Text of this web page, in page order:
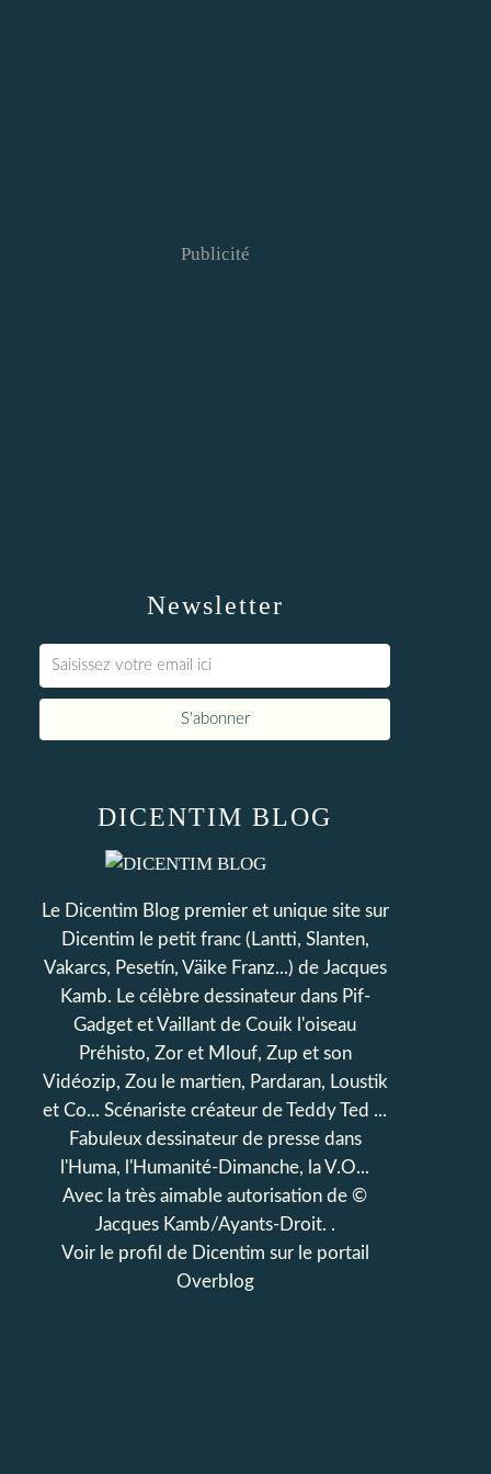
Newsletter
Publicité
DICENTIM BLOG
Le Dicentim Blog premier et unique site sur
Dicentim le petit franc (Lantti, Slanten,
Vakarcs, Pesetín, Väike Franz...) de Jacques
Kamb. Le célèbre dessinateur dans Pif-
Gadget et Vaillant de Couik l'oiseau
Préhisto, Zor et Mlouf, Zup et son
Vidéozip, Zou le martien, Pardaran, Loustik
et Co... Scénariste créateur de Teddy Ted ...
Fabuleux dessinateur de presse dans
l'Huma, l'Humanité-Dimanche, la V.O...
Avec la très aimable autorisation de ©
Jacques Kamb/Ayants-Droit. .
Voir le profil de Dicentim sur le portail
Overblog